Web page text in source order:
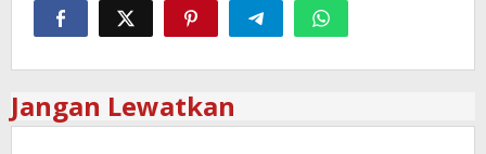
Jangan Lewatkan